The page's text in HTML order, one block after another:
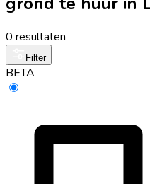
0 resultaten
Filter
BETA